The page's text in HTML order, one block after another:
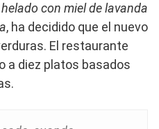
con miel de lavanda
, ha decidido que el nuevo
El restaurante
a diez platos basados